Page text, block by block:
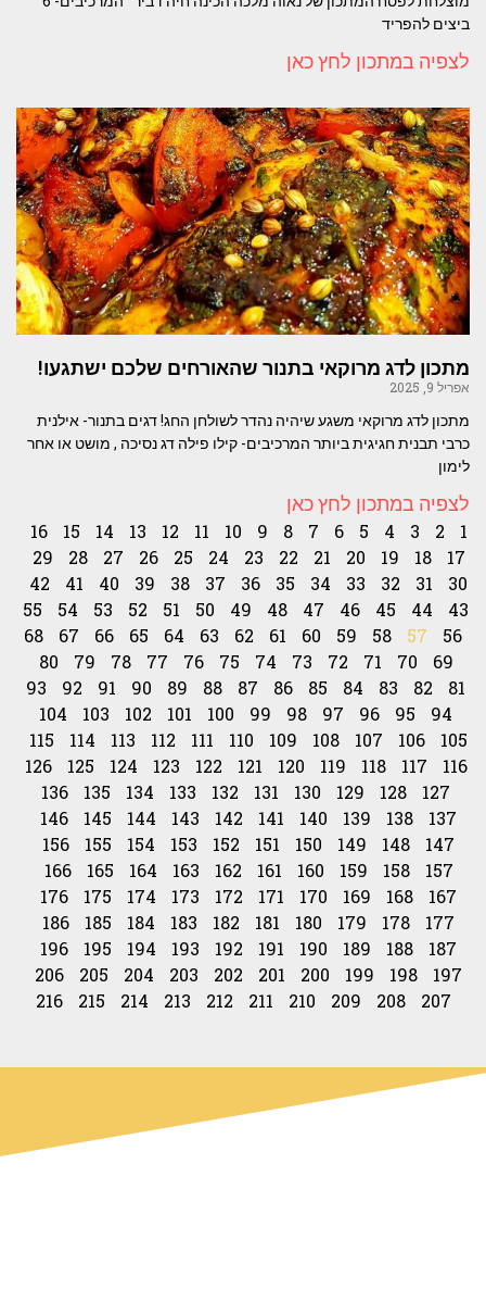
ביצים להפריד
לצפיה במתכון לחץ כאן
מתכון לדג מרוקאי בתנור שהאורחים שלכם ישתגעו!
אפריל 9, 2025
מתכון לדג מרוקאי משגע שיהיה נהדר לשולחן החג! דגים בתנור- אילנית
כרבי תבנית חגיגית ביותר המרכיבים- קילו פילה דג נסיכה , מושט או אחר
לימון
לצפיה במתכון לחץ כאן
1
2
3
4
5
6
7
8
9
10
11
12
13
14
15
16
17
18
19
20
21
22
23
24
25
26
27
28
29
30
31
32
33
34
35
36
37
38
39
40
41
42
43
44
45
46
47
48
49
50
51
52
53
54
55
56
57
58
59
60
61
62
63
64
65
66
67
68
69
70
71
72
73
74
75
76
77
78
79
80
81
82
83
84
85
86
87
88
89
90
91
92
93
94
95
96
97
98
99
100
101
102
103
104
105
106
107
108
109
110
111
112
113
114
115
116
117
118
119
120
121
122
123
124
125
126
127
128
129
130
131
132
133
134
135
136
137
138
139
140
141
142
143
144
145
146
147
148
149
150
151
152
153
154
155
156
157
158
159
160
161
162
163
164
165
166
167
168
169
170
171
172
173
174
175
176
177
178
179
180
181
182
183
184
185
186
187
188
189
190
191
192
193
194
195
196
197
198
199
200
201
202
203
204
205
206
207
208
209
210
211
212
213
214
215
216